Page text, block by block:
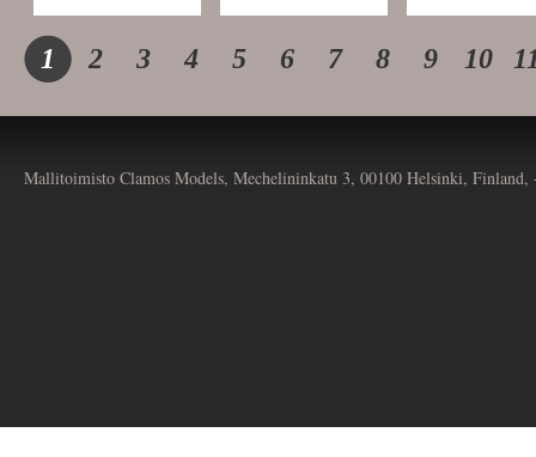
1 2 3 4 5 6 7 8 9 10
Mallitoimisto Clamos Models, Mechelininkatu 3, 00100 Helsinki,